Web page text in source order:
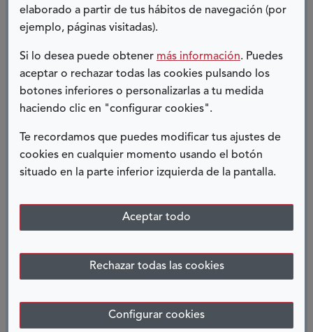
elaborado a partir de tus hábitos de navegación (por
ejemplo, páginas visitadas).
Si lo desea puede obtener más información. Puedes
aceptar o rechazar todas las cookies pulsando los
botones inferiores o personalizarlas a tu medida
haciendo clic en "configurar cookies".
Te recordamos que puedes modificar tus ajustes de
cookies en cualquier momento usando el botón
situado en la parte inferior izquierda de la pantalla.
Aceptar todo
Rechazar todas las cookies
Configurar cookies
todas nosotras, y finalmente en el primer salto se
terminaron decidiendo las medallas,
Liberados de la presión y del estrés del salto, solo nos
quedaba disfrutar la prueba de 100 metros, que se
disputaba dos días después. Diego, mi guía, y yo
que necesitábamos era disfrutar de la carrera para que
saliera bien. Salimos con la idea en la cabeza de que
fuera cual fuera el resultado ya habíamos ganado, solo
máximo exponente del deporte que son unos juegos.
Corrimos en un tiempo de 12,90, marca de la
siguiente ronda.
un buen sabor de boca por el trabajo bien hecho
cocinado con mucho esfuerzo y a fuego lento.